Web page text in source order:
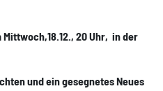
20 Uhr, in der
und ein gesegnetes Neues